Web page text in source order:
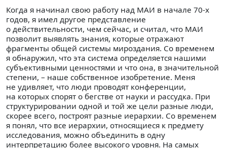
Когда я начинал свою работу над МАИ в начале 70-х
годов, я имел другое представление
о действительности, чем сейчас, и считал, что МАИ
позволит выявлять знания, которые отражают
фрагменты общей системы мироздания. Со временем
я обнаружил, что эта система определяется нашими
субъективными ценностями и что она, в значительной
степени, – наше собственное изобретение. Меня
не удивляет, что люди проводят конференции,
на которых спорят о бегстве от науки и рассудка. При
структурировании одной и той же цели разные люди,
скорее всего, построят разные иерархии. Со временем
я понял, что все иерархии, относящиеся к предмету
исследования, можно объединить в одну
интерпретацию более высокого уровня. На самых